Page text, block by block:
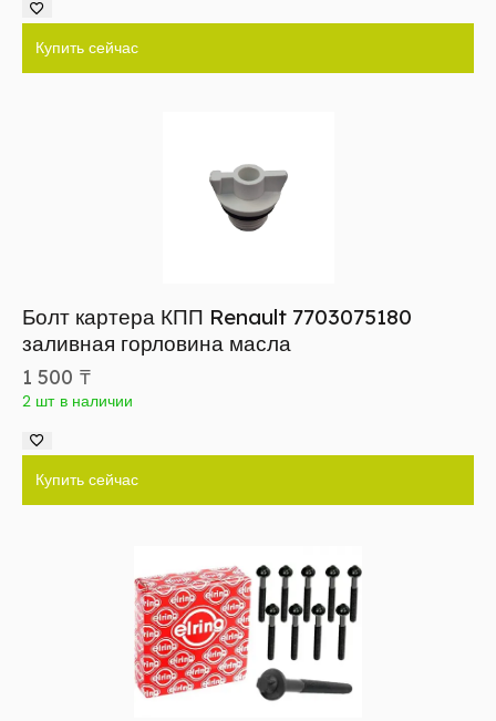
Купить сейчас
Болт картера КПП Renault 7703075180
заливная горловина масла
1 500 ₸
2 шт в наличии
Купить сейчас